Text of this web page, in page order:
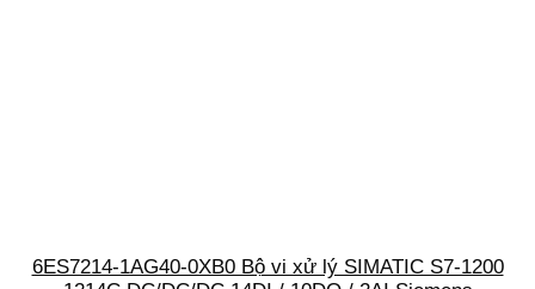
6ES7214-1AG40-0XB0 Bộ vi xử lý SIMATIC S7-1200